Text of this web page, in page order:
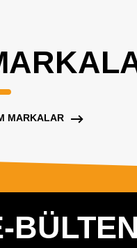
MARKALAR
BÜLTEN